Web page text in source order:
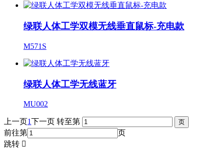
绿联人体工学双模无线垂直鼠标-充电款
M571S
绿联人体工学无线蓝牙
MU002
上一页1下一页 转至第
前往第
页
跳转 